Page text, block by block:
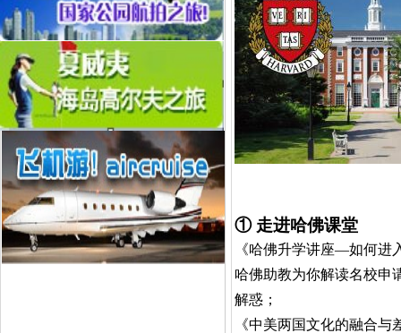
① 走进哈佛课堂
《哈佛升学讲座—如何进
哈佛助教为你解读名校申
解惑；
《中美两国文化的融合与